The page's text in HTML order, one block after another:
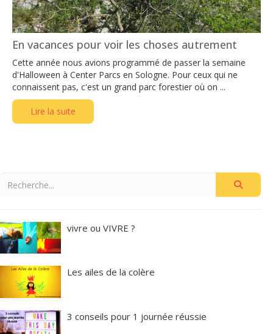
En vacances pour voir les choses autrement
Cette année nous avions programmé de passer la semaine
d'Halloween à Center Parcs en Sologne. Pour ceux qui ne
connaissent pas, c'est un grand parc forestier où on ...
Lire la suite
vivre ou VIVRE ?
Les ailes de la colère
3 conseils pour 1 journée réussie